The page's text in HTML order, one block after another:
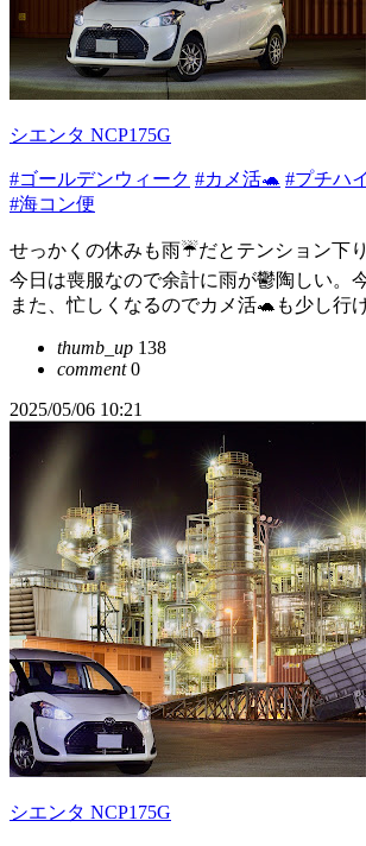
シエンタ NCP175G
#ゴールデンウィーク #カメ活🐢 #プチハ
#海コン便
せっかくの休みも雨☔️だとテンション下
今日は喪服なので余計に雨が鬱陶しい。
また、忙しくなるのでカメ活🐢も少し行
thumb_up 138
comment0
2025/05/06 10:21
シエンタ NCP175G